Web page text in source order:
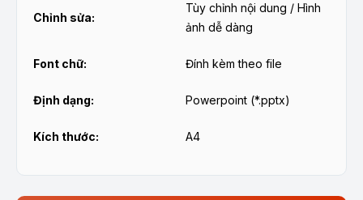
Chỉnh sửa:
Tùy chỉnh nội dung / Hình
ảnh dễ dàng
Font chữ: Đính kèm theo file
Định dạng: Powerpoint (*.pptx)
Kích thước: A4